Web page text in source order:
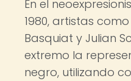
En el
1980, artistas
Basquiat y Julian
extremo la
negro, utilizando